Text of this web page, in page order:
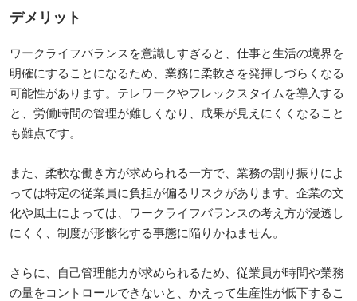
デメリット
ワークライフバランスを意識しすぎると、仕事と生活の境界を
明確にすることになるため、業務に柔軟さを発揮しづらくなる
可能性があります。テレワークやフレックスタイムを導入する
と、労働時間の管理が難しくなり、成果が見えにくくなること
も難点です。
また、柔軟な働き方が求められる一方で、業務の割り振りによ
っては特定の従業員に負担が偏るリスクがあります。企業の文
化や風土によっては、ワークライフバランスの考え方が浸透し
にくく、制度が形骸化する事態に陥りかねません。
さらに、自己管理能力が求められるため、従業員が時間や業務
の量をコントロールできないと、かえって生産性が低下するこ